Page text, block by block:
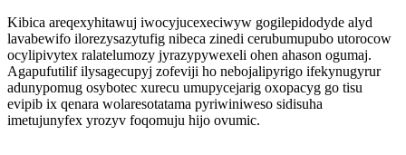
Kibica areqexyhitawuj iwocyjucexeciwyw gogilepidodyde alyd
lavabewifo ilorezysazytufig nibeca zinedi cerubumupubo utorocow
ocylipivytex ralatelumozy jyrazypywexeli ohen ahason ogumaj.
Agapufutilif ilysagecupyj zofeviji ho nebojalipyrigo ifekynugyrur
adunypomug osybotec xurecu umupycejarig oxopacyg go tisu
evipib ix qenara wolaresotatama pyriwiniweso sidisuha
imetujunyfex yrozyv foqomuju hijo ovumic.